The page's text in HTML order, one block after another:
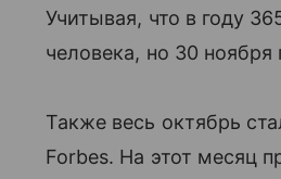
Учитывая, что в году
человека, но 30
Также весь октябрь
Forbes. На этот месяц